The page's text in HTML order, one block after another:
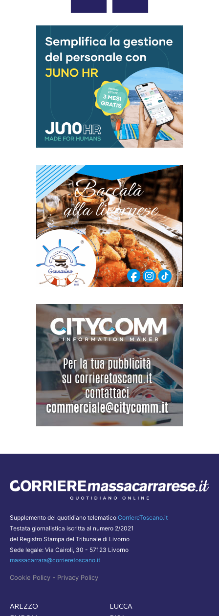
Supplemento del quotidiano telematico CorriereToscano.it
Testata giornalistica iscritta al numero 2/2021
del Registro Stampa del Tribunale di Livorno
Sede legale: Via Cairoli, 30 - 57123 Livorno
massacarrara@corrieretoscano.it
Cookie Policy - Privacy Policy
AREZZO
LUCCA